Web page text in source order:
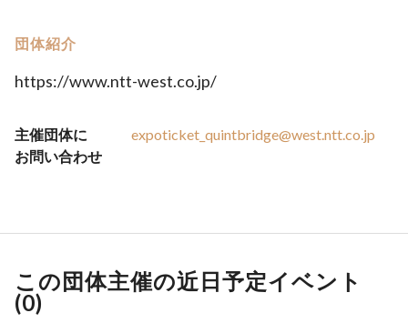
団体紹介
https://www.ntt-west.co.jp/
主催団体に
お問い合わせ
expoticket_quintbridge@west.ntt.co.jp
この団体主催の近日予定イベント
(0)